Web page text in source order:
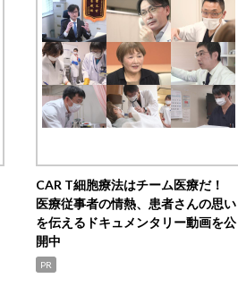
CAR T細胞療法はチーム医療だ！
医療従事者の情熱、患者さんの思い
を伝えるドキュメンタリー動画を公
開中
PR